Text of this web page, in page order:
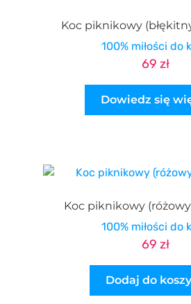
Koc piknikowy
100% miłości do
69 zł
Dowiedz się
Koc piknikowy
100% miłości do
69 zł
Dodaj do